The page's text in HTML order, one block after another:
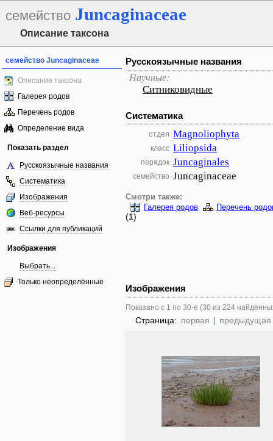
семейство Juncaginaceae
Описание таксона
семейство Juncaginaceae
Описание таксона
Галерея родов
Перечень родов
Определение вида
Показать раздел
Русскоязычные названия
Систематика
Изображения
Веб-ресурсы
Ссылки для публикаций
Изображения
Выбрать...
Только неопределённые
Русскоязычные названия
Научные:
Ситниковидные
Систематика
отдел Magnoliophyta
класс Liliopsida
порядок Juncaginales
семейство Juncaginaceae
Смотри также:
Галерея родов
Перечень
(1)
Изображения
Показано с 1 по 30-е (30 из 224
Страница: первая | предыдущая